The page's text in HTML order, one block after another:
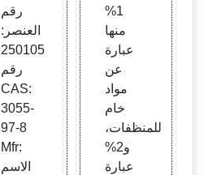
رقم
العنصر:
250105
رقم
CAS:
3055-
97-8
Mfr:
الاسم
1%
منها
عبارة
عن
مواد
خام
للمنظفات،
و2%
عبارة